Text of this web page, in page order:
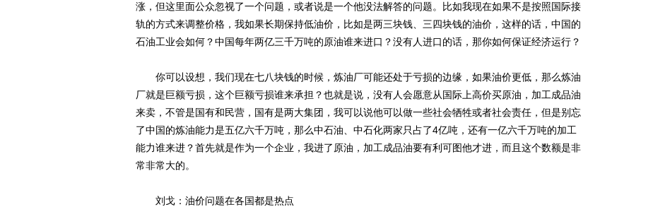
涨，但这里面公众忽视了一个问题，或者说是一个他没法解答的问题。比如我现在如果不是按照国际接
轨的方式来调整价格，我如果长期保持低油价，比如是两三块钱、三四块钱的油价，这样的话，中国的
石油工业会如何？中国每年两亿三千万吨的原油谁来进口？没有人进口的话，那你如何保证经济运行？
你可以设想，我们现在七八块钱的时候，炼油厂可能还处于亏损的边缘，如果油价更低，那么炼油
厂就是巨额亏损，这个巨额亏损谁来承担？也就是说，没有人会愿意从国际上高价买原油，加工成品油
来卖，不管是国有和民营，国有是两大集团，我可以说他可以做一些社会牺牲或者社会责任，但是别忘
了中国的炼油能力是五亿六千万吨，那么中石油、中石化两家只占了4亿吨，还有一亿六千万吨的加工
能力谁来进？首先就是作为一个企业，我进了原油，加工成品油要有利可图他才进，而且这个数额是非
常非常大的。
刘戈：油价问题在各国都是热点